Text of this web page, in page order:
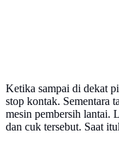
Ketika sampai di dekat
stop kontak. Sementara
mesin pembersih lantai.
dan cuk tersebut. Saat